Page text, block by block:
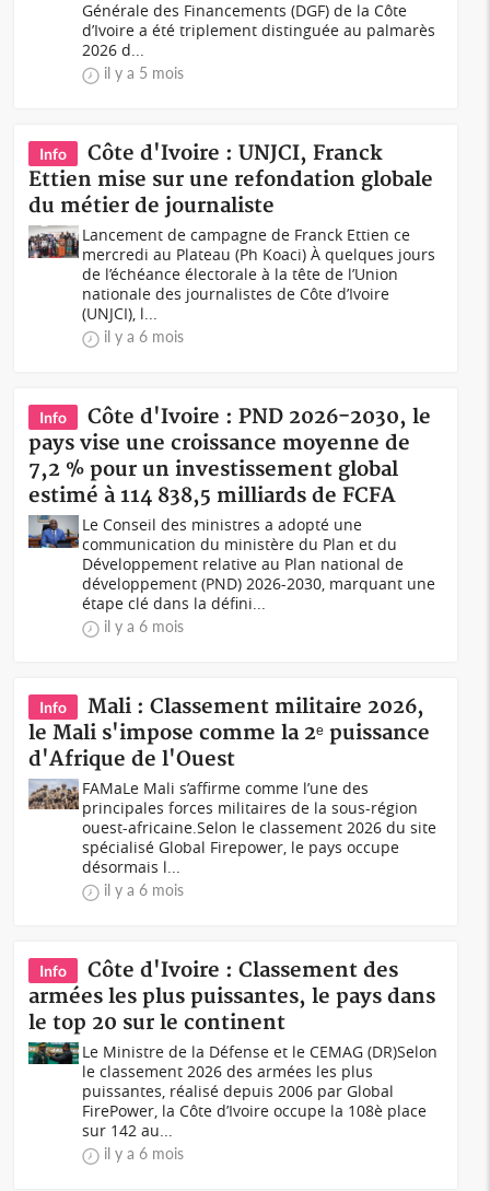
Générale des Financements (DGF) de la Côte
d’Ivoire a été triplement distinguée au palmarès
2026 d...
il y a 5 mois
Info
Côte d'Ivoire : UNJCI, Franck
Ettien mise sur une refondation globale
du métier de journaliste
Lancement de campagne de Franck Ettien ce
mercredi au Plateau (Ph Koaci) À quelques jours
de l’échéance électorale à la tête de l’Union
nationale des journalistes de Côte d’Ivoire
(UNJCI), l...
il y a 6 mois
Info
Côte d'Ivoire : PND 2026-2030, le
pays vise une croissance moyenne de
7,2 % pour un investissement global
estimé à 114 838,5 milliards de FCFA
Le Conseil des ministres a adopté une
communication du ministère du Plan et du
Développement relative au Plan national de
développement (PND) 2026-2030, marquant une
étape clé dans la défini...
il y a 6 mois
Info
Mali : Classement militaire 2026,
le Mali s'impose comme la 2ᵉ puissance
d'Afrique de l'Ouest
FAMaLe Mali s’affirme comme l’une des
principales forces militaires de la sous-région
ouest-africaine.Selon le classement 2026 du site
spécialisé Global Firepower, le pays occupe
désormais l...
il y a 6 mois
Info
Côte d'Ivoire : Classement des
armées les plus puissantes, le pays dans
le top 20 sur le continent
Le Ministre de la Défense et le CEMAG (DR)Selon
le classement 2026 des armées les plus
puissantes, réalisé depuis 2006 par Global
FirePower, la Côte d’Ivoire occupe la 108è place
sur 142 au...
il y a 6 mois